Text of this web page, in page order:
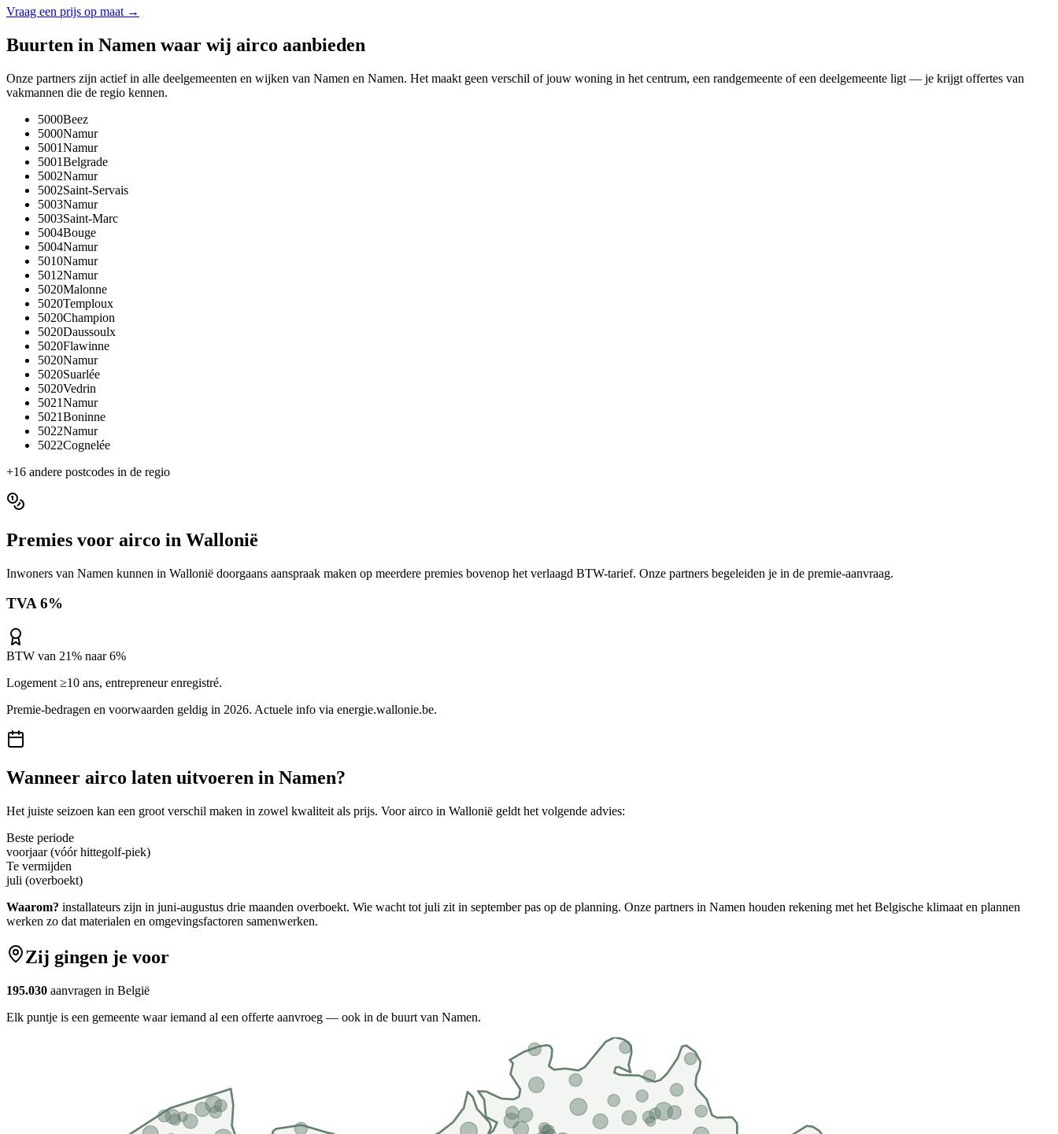
Vraag een prijs op maat →
Buurten in Namen waar wij airco aanbieden
Onze partners zijn actief in alle deelgemeenten en wijken van Namen en Namen. Het maakt geen verschil of jouw woning in het centrum, een randgemeente of een deelgemeente ligt — je krijgt offertes van
vakmannen die de regio kennen.
5000Beez
5000Namur
5001Namur
5001Belgrade
5002Namur
5002Saint-Servais
5003Namur
5003Saint-Marc
5004Bouge
5004Namur
5010Namur
5012Namur
5020Malonne
5020Temploux
5020Champion
5020Daussoulx
5020Flawinne
5020Namur
5020Suarlée
5020Vedrin
5021Namur
5021Boninne
5022Namur
5022Cognelée
+16 andere postcodes in de regio
Premies voor airco in Wallonië
Inwoners van Namen kunnen in Wallonië doorgaans aanspraak maken op meerdere premies bovenop het verlaagd BTW-tarief. Onze partners begeleiden je in de premie-aanvraag.
TVA 6%
BTW van 21% naar 6%
Logement ≥10 ans, entrepreneur enregistré.
Premie-bedragen en voorwaarden geldig in 2026. Actuele info via energie.wallonie.be.
Wanneer airco laten uitvoeren in Namen?
Het juiste seizoen kan een groot verschil maken in zowel kwaliteit als prijs. Voorairco in Wallonië geldt het volgende advies:
Beste periode
voorjaar (vóór hittegolf-piek)
Te vermijden
juli (overboekt)
Waarom? installateurs zijn in juni-augustus drie maanden overboekt. Wie wacht tot juli zit in september pas op de planning. Onze partners in Namen houden rekening met het Belgische klimaat en plannen
werken zo dat materialen en omgevingsfactoren samenwerken.
Zij gingen je voor
195.030 aanvragen in België
Elk puntje is een gemeente waar iemand al een offerte aanvroeg — ook in de buurt van Namen.